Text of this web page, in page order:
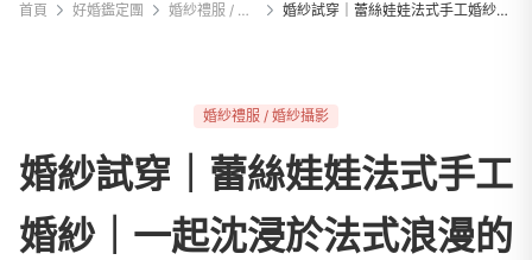
首頁 好婚鑑定團 婚紗禮服 / 婚紗攝影 婚紗試穿｜蕾絲娃娃法式手工婚紗｜一起沈浸於法式浪漫的優雅靈魂！￼
婚紗禮服 / 婚紗攝影
婚紗試穿｜蕾絲娃娃法式手工
婚紗｜一起沈浸於法式浪漫的